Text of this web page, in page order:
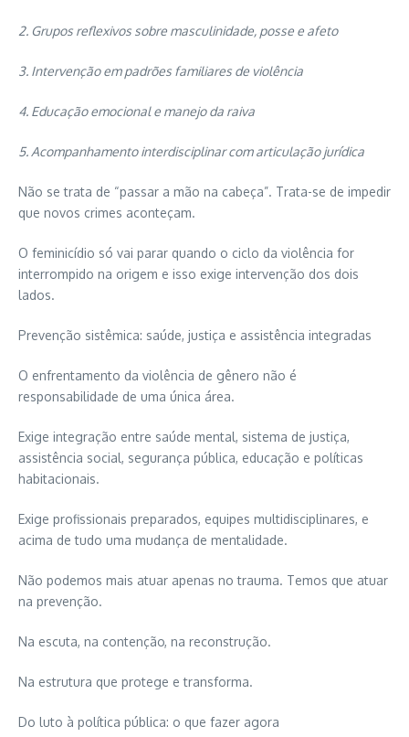
2. Grupos reflexivos sobre masculinidade, posse e afeto
3. Intervenção em padrões familiares de violência
4. Educação emocional e manejo da raiva
5. Acompanhamento interdisciplinar com articulação jurídica
Não se trata de “passar a mão na cabeça”. Trata-se de impedir
que novos crimes aconteçam.
O feminicídio só vai parar quando o ciclo da violência for
interrompido na origem e isso exige intervenção dos dois
lados.
Prevenção sistêmica: saúde, justiça e assistência integradas
O enfrentamento da violência de gênero não é
responsabilidade de uma única área.
Exige integração entre saúde mental, sistema de justiça,
assistência social, segurança pública, educação e políticas
habitacionais.
Exige profissionais preparados, equipes multidisciplinares, e
acima de tudo uma mudança de mentalidade.
Não podemos mais atuar apenas no trauma. Temos que atuar
na prevenção.
Na escuta, na contenção, na reconstrução.
Na estrutura que protege e transforma.
Do luto à política pública: o que fazer agora